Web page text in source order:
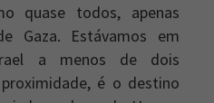
quase todos, apenas
Gaza. Estávamos em
a menos de dois
é o destino